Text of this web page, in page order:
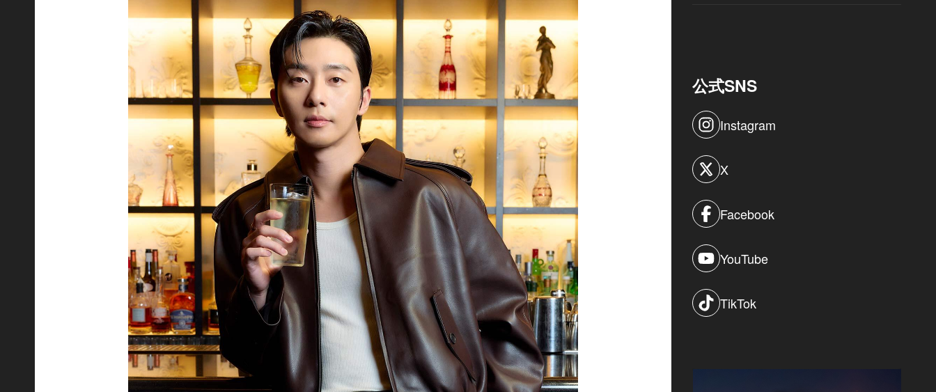
公式SNS
Instagram
X
Facebook
YouTube
TikTok